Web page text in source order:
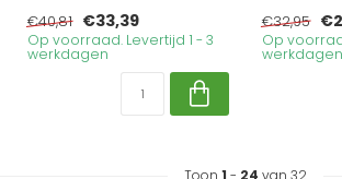
€40,81 €33,39
Op voorraad. Levertijd 1 - 3
werkdagen
€32,95
Op
werkdagen
Toon 1 - 24 van 32